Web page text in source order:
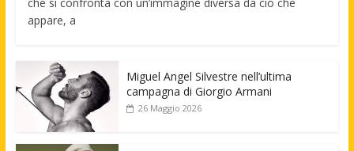
appare, a
Miguel Angel Silvestre nell’ultima
campagna di Giorgio Armani
26 Maggio 2026